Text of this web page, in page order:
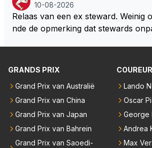
10-08-2026
Relaas van een ex steward. Weinig
nde de opmerking dat stewards
ohnny heeft nu een ander idool dan
'objectieve' Johnny.
GRANDS PRIX
Grand Prix van Australië
Grand Prix van China
Grand Prix van Japan
Grand Prix van Bahrein
Grand Prix van Saoedi-
Lando
Oscar
George
Andrea
Max